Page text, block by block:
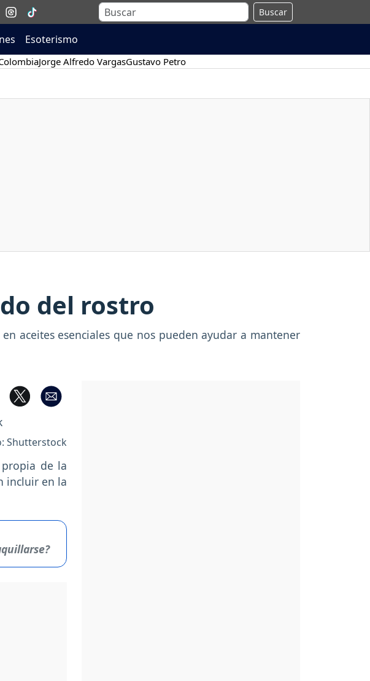
Buscar
Esoterismo
Jorge Alfredo VargasGustavo Petro
del rostro
aceites esenciales que nos pueden ayudar a mantener
Shutterstock
de la
incluir en la